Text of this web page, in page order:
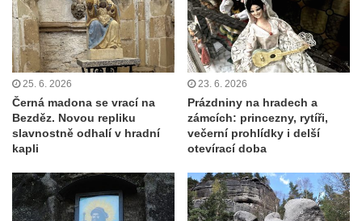
25. 6. 2026
Černá madona se vrací na
Bezděz. Novou repliku
slavnostně odhalí v hradní
kapli
23. 6. 2026
Prázdniny na hradech a
zámcích: princezny, rytíři,
večerní prohlídky i delší
otevírací doba